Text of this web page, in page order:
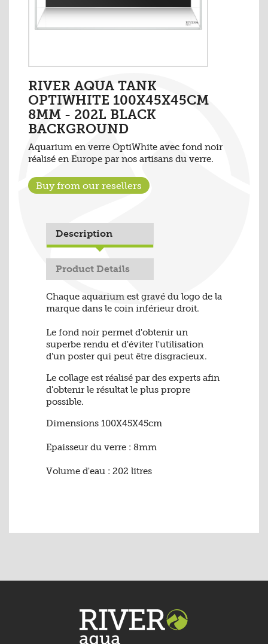
RIVER AQUA TANK
OPTIWHITE 100X45X45CM
8MM - 202L BLACK
BACKGROUND
Aquarium en verre OptiWhite avec fond noir
réalisé en Europe par nos artisans du verre.
Buy from our resellers
Description
Product Details
Chaque aquarium est gravé du logo de la
marque dans le coin inférieur droit.
Le fond noir permet d'obtenir un
superbe rendu et d'éviter l'utilisation
d'un poster qui peut être disgracieux.
Le collage est réalisé par des experts afin
d'obtenir le résultat le plus propre
possible.
Dimensions 100X45X45cm
Epaisseur du verre : 8mm
Volume d'eau : 202 litres